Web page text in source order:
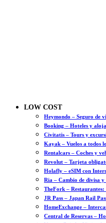
LOW COST
Heymondo – Seguro de
Booking – Hoteles y
Civitatis – Tours y
Kayak – Vuelos a todos
Rentalcars – Coches y
Revolut – Tarjeta
Holafly – eSIM con
Ria – Cambio de divisa y
TheFork – Restaurantes:
JR Pass – Japan Rail
HomeExchange –
Central de Reservas –